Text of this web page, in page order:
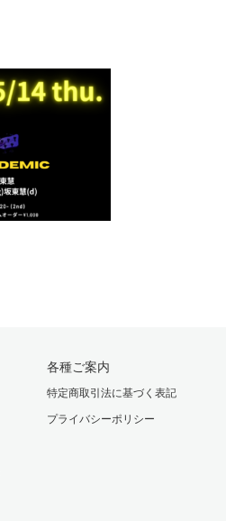
各種ご案内
特定商取引法に基づく表記
プライバシーポリシー